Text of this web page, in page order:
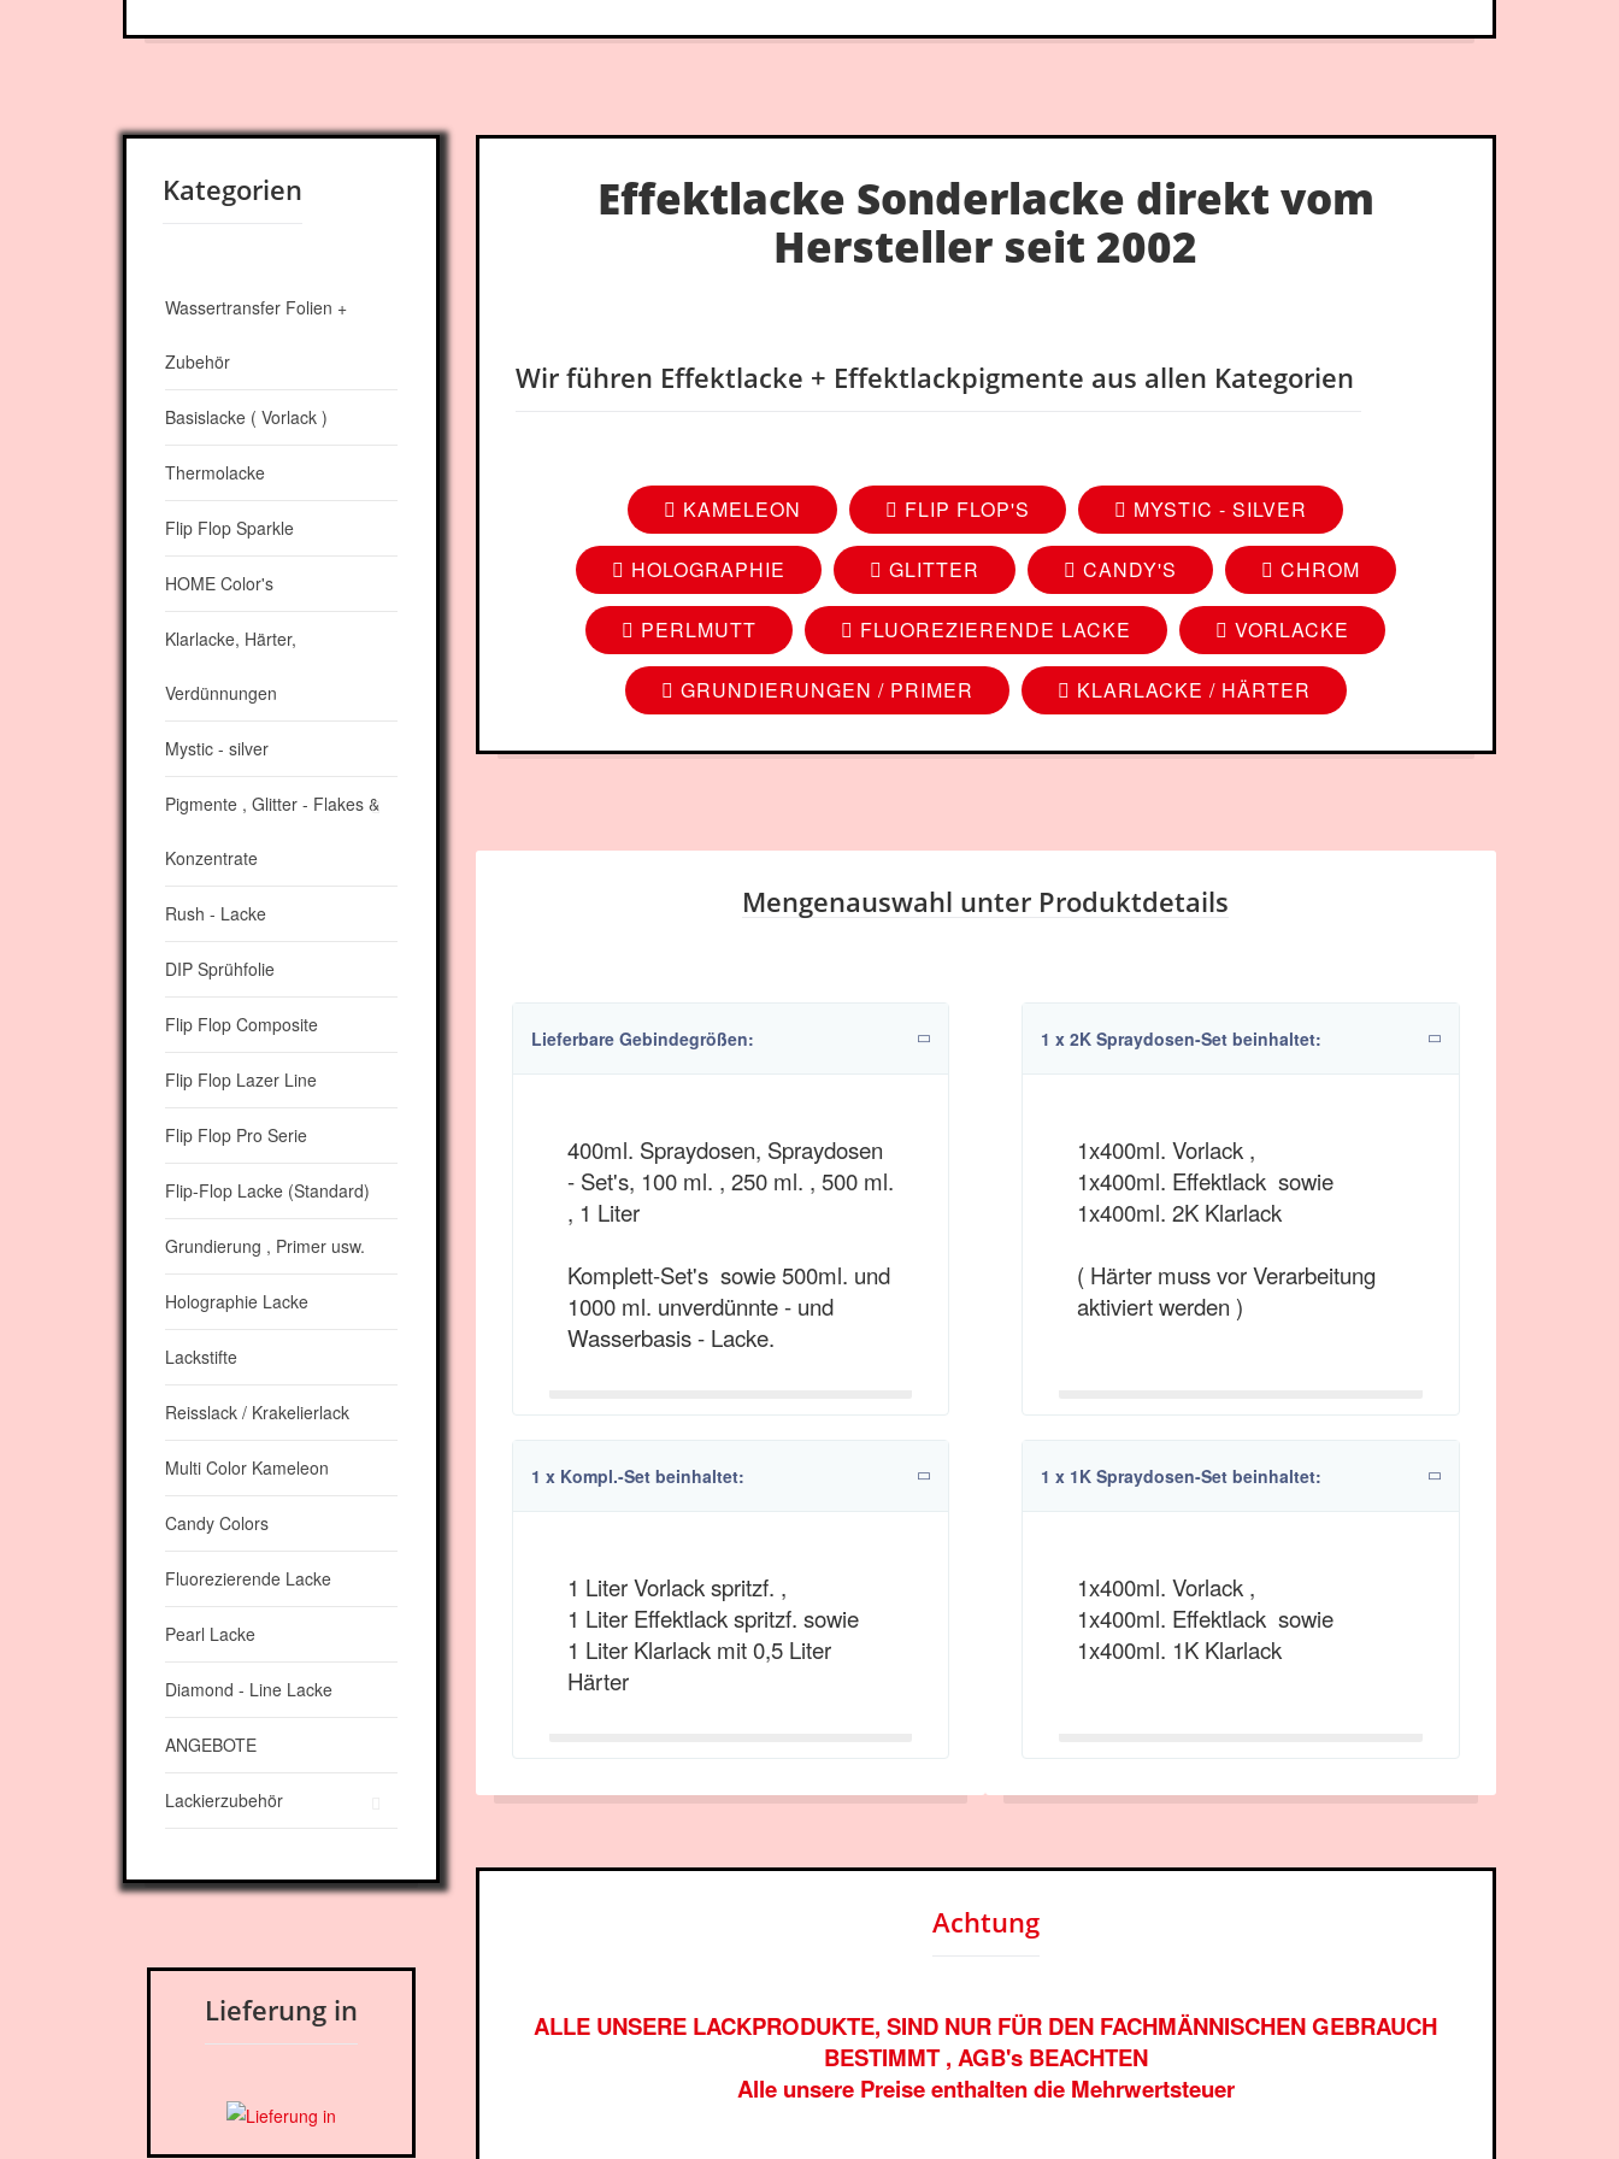
Effektlacke Sonderlacke direkt vom
Hersteller seit 2002
Wir führen Effektlacke + Effektlackpigmente aus allen Kategorien
KAMELEON FLIP FLOP'S MYSTIC - SILVER
HOLOGRAPHIE GLITTER CANDY'S CHROM
PERLMUTT FLUOREZIERENDE LACKE VORLACKE
GRUNDIERUNGEN / PRIMER KLARLACKE / HÄRTER
Mengenauswahl unter Produktdetails
Lieferbare Gebindegrößen:
400ml. Spraydosen, Spraydosen
- Set's, 100 ml. , 250 ml. , 500 ml.
, 1 Liter
Komplett-Set's sowie 500ml. und
1000 ml. unverdünnte - und
Wasserbasis - Lacke.
1 x Kompl.-Set beinhaltet:
1 Liter Vorlack spritzf. ,
1 Liter Effektlack spritzf. sowie
1 Liter Klarlack mit 0,5 Liter
Härter
1 x 2K Spraydosen-Set beinhaltet:
1x400ml. Vorlack ,
1x400ml. Effektlack sowie
1x400ml. 2K Klarlack
( Härter muss vor Verarbeitung
aktiviert werden )
1 x 1K Spraydosen-Set beinhaltet:
1x400ml. Vorlack ,
1x400ml. Effektlack sowie
1x400ml. 1K Klarlack
Achtung
ALLE UNSERE LACKPRODUKTE, SIND NUR FÜR DEN FACHMÄNNISCHEN GEBRAUCH
BESTIMMT , AGB's BEACHTEN
Alle unsere Preise enthalten die Mehrwertsteuer
Kategorien
Wassertransfer Folien +
Zubehör
Basislacke ( Vorlack )
Thermolacke
Flip Flop Sparkle
HOME Color's
Klarlacke, Härter,
Verdünnungen
Mystic - silver
Pigmente , Glitter - Flakes &
Konzentrate
Rush - Lacke
DIP Sprühfolie
Flip Flop Composite
Flip Flop Lazer Line
Flip Flop Pro Serie
Flip-Flop Lacke (Standard)
Grundierung , Primer usw.
Holographie Lacke
Lackstifte
Reisslack / Krakelierlack
Multi Color Kameleon
Candy Colors
Fluorezierende Lacke
Pearl Lacke
Diamond - Line Lacke
ANGEBOTE
Lackierzubehör
Lieferung in